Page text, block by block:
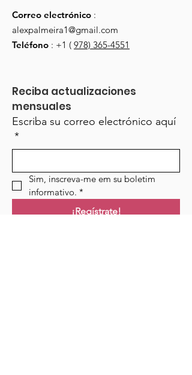
Correo electrónico :
alexpalmeira1@gmail.com
Teléfono : +1 ( 978) 365-4551
Reciba actualizaciones
mensuales
Escriba su correo electrónico aquí
*
Sim, inscreva-me em su boletim
informativo. *
¡Regístrate!